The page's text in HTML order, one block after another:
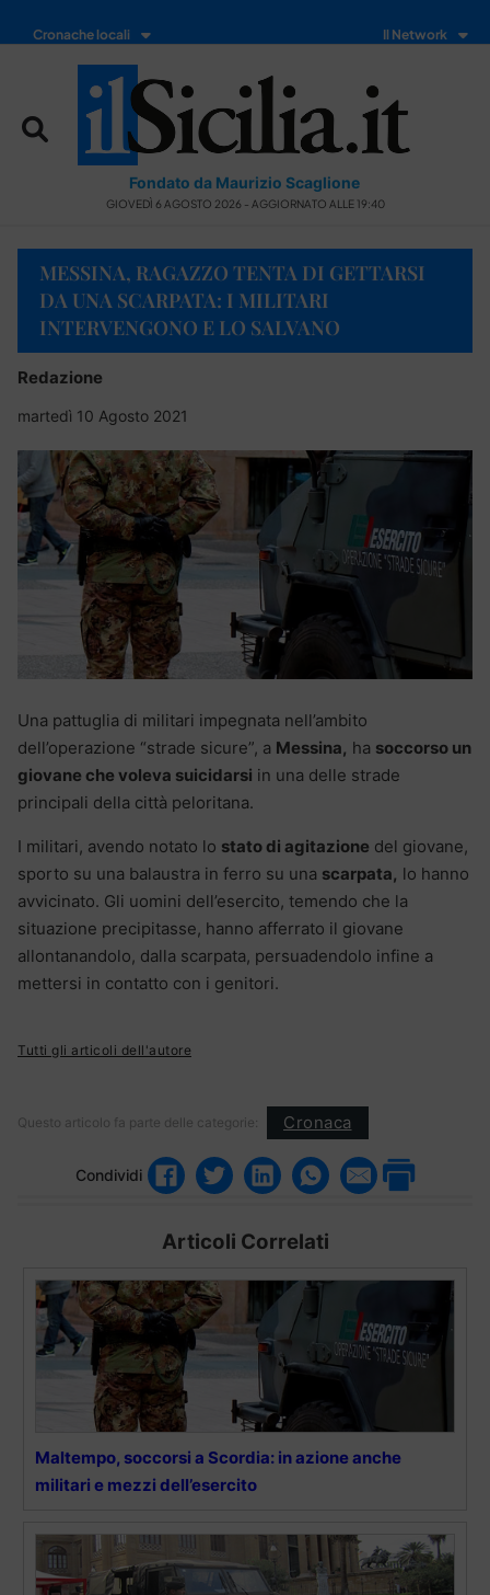
Cronache locali Il Network
Fondato da Maurizio Scaglione
GIOVEDÌ 6 AGOSTO 2026 - AGGIORNATO ALLE 19:40
MESSINA, RAGAZZO TENTA DI GETTARSI
DA UNA SCARPATA: I MILITARI
INTERVENGONO E LO SALVANO
Redazione
martedì 10 Agosto 2021
Una pattuglia di militari impegnata nell’ambito
dell’operazione “strade sicure”, a Messina, ha soccorso un
giovane che voleva suicidarsi in una delle strade
principali della città peloritana.
I militari, avendo notato lo stato di agitazione del giovane,
sporto su una balaustra in ferro su una scarpata, lo hanno
avvicinato. Gli uomini dell’esercito, temendo che la
situazione precipitasse, hanno afferrato il giovane
allontanandolo, dalla scarpata, persuadendolo infine a
mettersi in contatto con i genitori.
Tutti gli articoli dell'autore
Questo articolo fa parte delle categorie: Cronaca
Condividi
Articoli Correlati
Maltempo, soccorsi a Scordia: in azione anche
militari e mezzi dell’esercito